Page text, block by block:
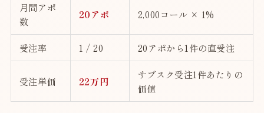
月間アポ
数
20アポ 2,000コール × 1%
受注率 1 / 20 20アポから1件の直受注
受注単価 22万円
サブスク受注1件あたりの
価値